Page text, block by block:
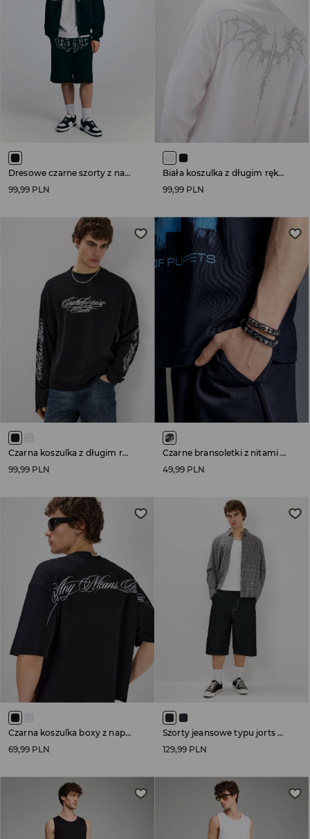
Dresowe czarne szorty z nadrukiem i haftem w stylu graffiti
99,99 PLN
Biała koszulka z długim rękawem i nadrukami w stylu tribal
99,99 PLN
Czarna koszulka z długim rękawem i napisami
99,99 PLN
Czarne bransoletki z nitami 2-pak
49,99 PLN
Czarna koszulka boxy z napisem na plecach
69,99 PLN
Szorty jeansowe typu jorts czarne
129,99 PLN